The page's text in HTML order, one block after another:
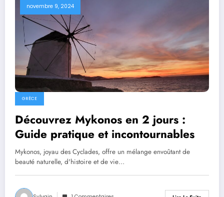
novembre 9, 2024
GRÈCE
Découvrez Mykonos en 2 jours :
Guide pratique et incontournables
Mykonos, joyau des Cyclades, offre un mélange envoûtant de
beauté naturelle, d'histoire et de vie…